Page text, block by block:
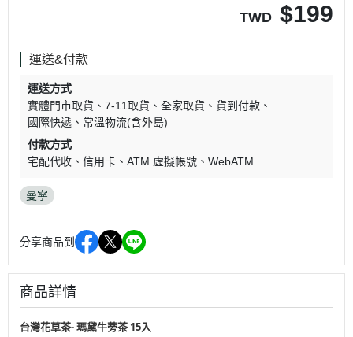
TWD $199
運送&付款
運送方式
實體門市取貨
7-11取貨 全家取貨
貨到付款
國際快遞
常溫物流(含外島)
付款方式
宅配代收
信用卡 ATM 虛擬帳號 WebATM
曼寧
分享商品到
商品詳情
台灣花草茶- 瑪黛牛蒡茶 15入